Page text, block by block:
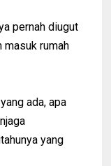
pernah diugut
masuk rumah
ada, apa
yang